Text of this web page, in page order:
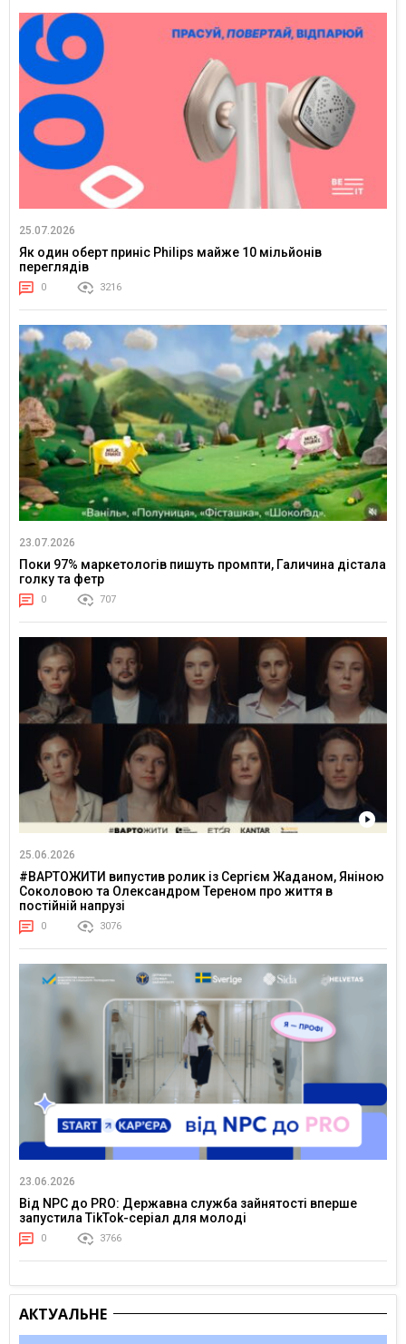
25.07.2026
Як один оберт приніс Philips майже 10 мільйонів
переглядів
0 3216
23.07.2026
Поки 97% маркетологів пишуть промпти, Галичина дістала
голку та фетр
0 707
25.06.2026
#ВАРТОЖИТИ випустив ролик із Сергієм Жаданом, Яніною
Соколовою та Олександром Тереном про життя в
постійній напрузі
0 3076
23.06.2026
Від NPC до PRO: Державна служба зайнятості вперше
запустила TikTok-серіал для молоді
0 3766
АКТУАЛЬНЕ